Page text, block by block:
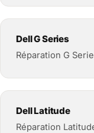
Dell G Series
Réparation G
Dell Latitude
Réparation